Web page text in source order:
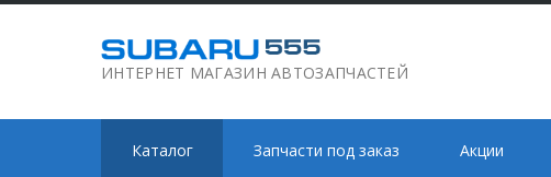
ИНТЕРНЕТ МАГАЗИН АВТОЗАПЧАСТЕЙ
Каталог Запчасти под заказ Акции